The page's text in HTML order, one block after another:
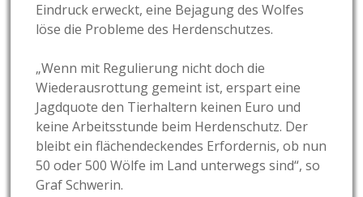
Eindruck erweckt, eine Bejagung des Wolfes
löse die Probleme des Herdenschutzes.
„Wenn mit Regulierung nicht doch die
Wiederausrottung gemeint ist, erspart eine
Jagdquote den Tierhaltern keinen Euro und
keine Arbeitsstunde beim Herdenschutz. Der
bleibt ein flächendeckendes Erfordernis, ob nun
50 oder 500 Wölfe im Land unterwegs sind“, so
Graf Schwerin.